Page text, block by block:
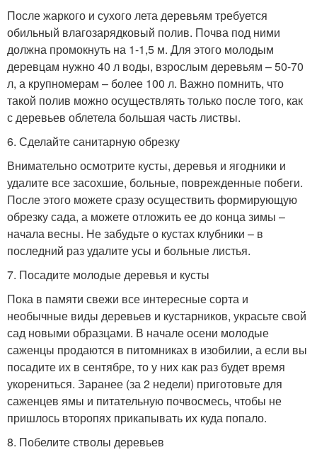
После жаркого и сухого лета деревьям требуется
обильный влагозарядковый полив. Почва под ними
должна промокнуть на 1-1,5 м. Для этого молодым
деревцам нужно 40 л воды, взрослым деревьям – 50-70
л, а крупномерам – более 100 л. Важно помнить, что
такой полив можно осуществлять только после того, как
с деревьев облетела большая часть листвы.
6. Сделайте санитарную обрезку
Внимательно осмотрите кусты, деревья и ягодники и
удалите все засохшие, больные, поврежденные побеги.
После этого можете сразу осуществить формирующую
обрезку сада, а можете отложить ее до конца зимы –
начала весны. Не забудьте о кустах клубники – в
последний раз удалите усы и больные листья.
7. Посадите молодые деревья и кусты
Пока в памяти свежи все интересные сорта и
необычные виды деревьев и кустарников, украсьте свой
сад новыми образцами. В начале осени молодые
саженцы продаются в питомниках в изобилии, а если вы
посадите их в сентябре, то у них как раз будет время
укорениться. Заранее (за 2 недели) приготовьте для
саженцев ямы и питательную почвосмесь, чтобы не
пришлось второпях прикапывать их куда попало.
8. Побелите стволы деревьев